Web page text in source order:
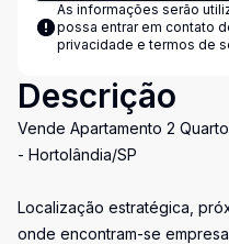
As informações serão
possa entrar em contato
privacidade e termos de
Descrição
Vende Apartamento 2
- Hortolândia/SP
Localização estratégica,
onde encontram-se